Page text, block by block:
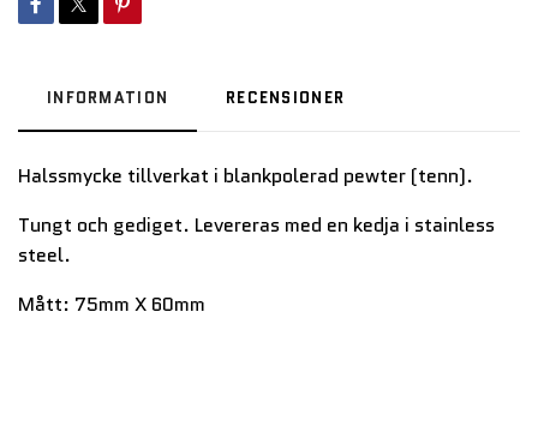
INFORMATION RECENSIONER
Halssmycke tillverkat i blankpolerad pewter (tenn).
Tungt och gediget. Levereras med en kedja i stainless
steel.
Mått: 75mm X 60mm